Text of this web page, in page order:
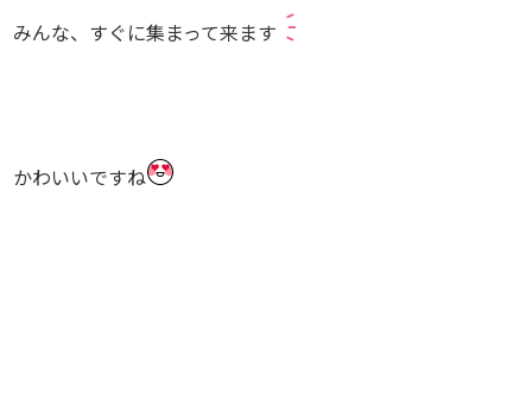
みんな、すぐに集まって来ます
かわいいですね